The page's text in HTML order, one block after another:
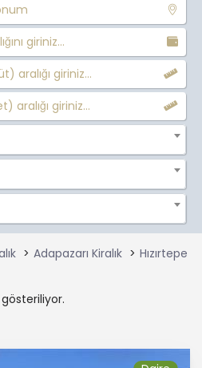
giriniz...
aralığı giriniz...
aralığı giriniz...
Adapazarı Kiralık Hızırtepe
gösteriliyor.